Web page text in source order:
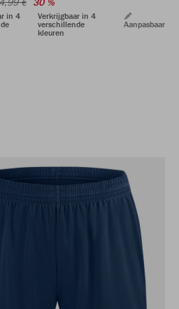
in 4
Verkrijgbaar in 4
verschillende
kleuren
Aanpasbaar